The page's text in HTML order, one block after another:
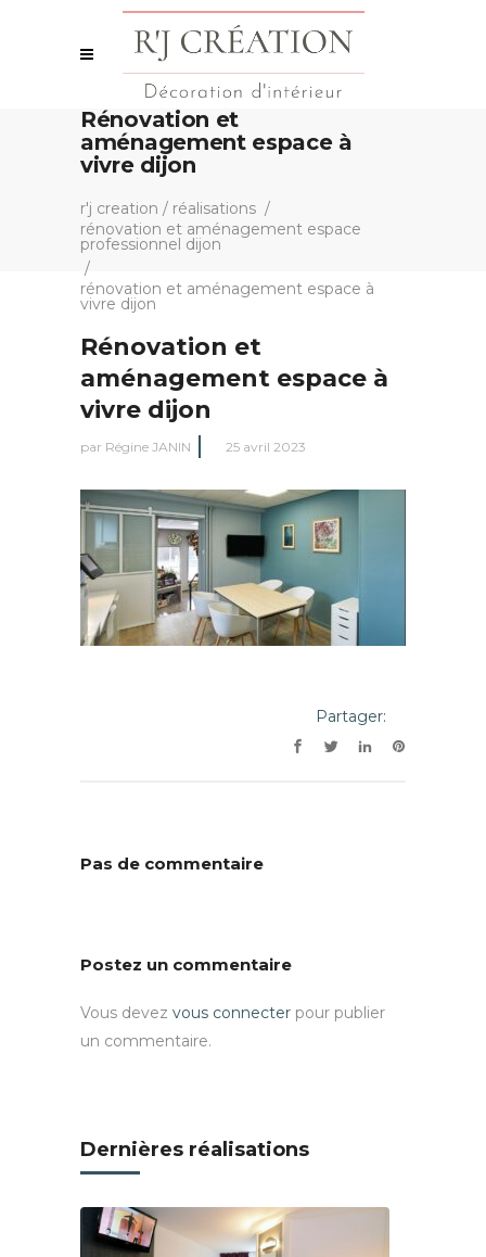
Rénovation et
aménagement espace à
vivre dijon
r'j creation / réalisations /
rénovation et aménagement espace
professionnel dijon
/
rénovation et aménagement espace à
vivre dijon
Rénovation et
aménagement espace à
vivre dijon
par Régine JANIN 25 avril 2023
Partager:
Pas de commentaire
Postez un commentaire
Vous devez vous connecter pour publier
un commentaire.
Dernières réalisations